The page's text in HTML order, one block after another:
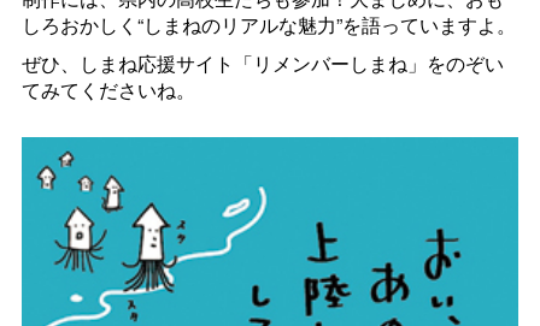
しろおかしく“しまねのリアルな魅力”を語っていますよ。
ぜひ、しまね応援サイト「リメンバーしまね」をのぞい
てみてくださいね。